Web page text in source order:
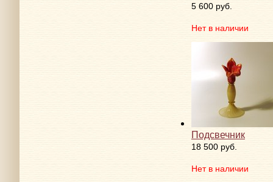
5 600 руб.
Нет в наличии
Подсвечник
18 500 руб.
Нет в наличии